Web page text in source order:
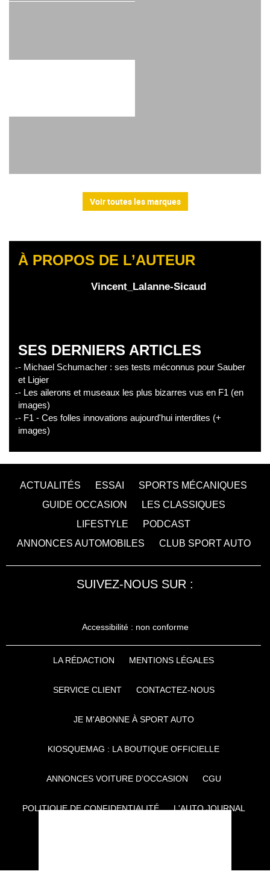
Voir toutes les marques
À PROPOS DE L’AUTEUR
Vincent_Lalanne-Sicaud
SES DERNIERS ARTICLES
- Michael Schumacher : ses tests méconnus pour Sauber
et Ligier
- Les ailerons et museaux les plus bizarres vus en F1 (en
images)
- F1 - Ces folles innovations aujourd'hui interdites (+
images)
ACTUALITÉS ESSAI
SPORTS MÉCANIQUES
GUIDE OCCASION
LES CLASSIQUES
LIFESTYLE
PODCAST
ANNONCES AUTOMOBILES
CLUB SPORT AUTO
SUIVEZ-NOUS SUR :
Accessibilité : non conforme
LA RÉDACTION MENTIONS LÉGALES
SERVICE CLIENT CONTACTEZ-NOUS
JE M'ABONNE À SPORT AUTO
KIOSQUEMAG : LA BOUTIQUE OFFICIELLE
ANNONCES VOITURE D’OCCASION CGU
POLITIQUE DE CONFIDENTIALITÉ L'AUTO JOURNAL